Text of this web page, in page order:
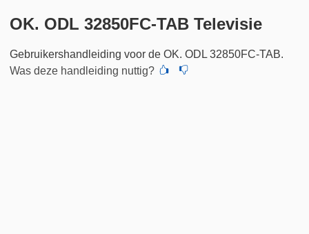
OK. ODL 32850FC-TAB Televisie
Gebruikershandleiding voor de OK. ODL 32850FC-TAB.
Was deze handleiding nuttig?